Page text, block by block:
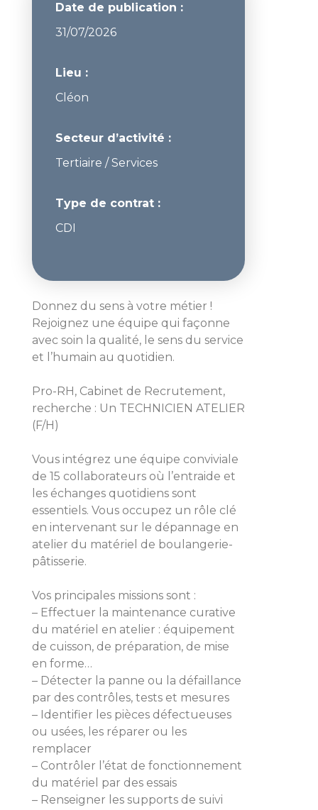
Date de publication :
31/07/2026
Lieu :
Cléon
Secteur d’activité :
Tertiaire / Services
Type de contrat :
CDI
Donnez du sens à votre métier !
Rejoignez une équipe qui façonne
avec soin la qualité, le sens du service
et l’humain au quotidien.
Pro-RH, Cabinet de Recrutement,
recherche : Un TECHNICIEN ATELIER
(F/H)
Vous intégrez une équipe conviviale
de 15 collaborateurs où l’entraide et
les échanges quotidiens sont
essentiels. Vous occupez un rôle clé
en intervenant sur le dépannage en
atelier du matériel de boulangerie-
pâtisserie.
Vos principales missions sont :
– Effectuer la maintenance curative
du matériel en atelier : équipement
de cuisson, de préparation, de mise
en forme…
– Détecter la panne ou la défaillance
par des contrôles, tests et mesures
– Identifier les pièces défectueuses
ou usées, les réparer ou les
remplacer
– Contrôler l’état de fonctionnement
du matériel par des essais
– Renseigner les supports de suivi